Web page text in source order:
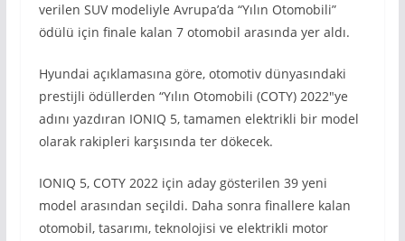
verilen SUV modeliyle Avrupa’da “Yılın Otomobili”
ödülü için finale kalan 7 otomobil arasında yer aldı.
Hyundai açıklamasına göre, otomotiv dünyasındaki
prestijli ödüllerden “Yılın Otomobili (COTY) 2022″ye
adını yazdıran IONIQ 5, tamamen elektrikli bir model
olarak rakipleri karşısında ter dökecek.
IONIQ 5, COTY 2022 için aday gösterilen 39 yeni
model arasından seçildi. Daha sonra finallere kalan
otomobil, tasarımı, teknolojisi ve elektrikli motor